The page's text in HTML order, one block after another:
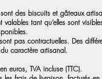
des biscuits et gâteaux
tant qu’elles sont
pas contractuelles. Des
caractère artisanal.
euros, TVA incluse (TTC).